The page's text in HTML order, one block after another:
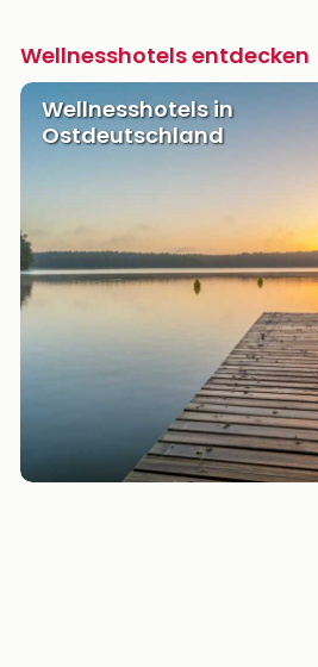
Wellnesshotels entdecken
Wellnesshotels in
Ostdeutschland